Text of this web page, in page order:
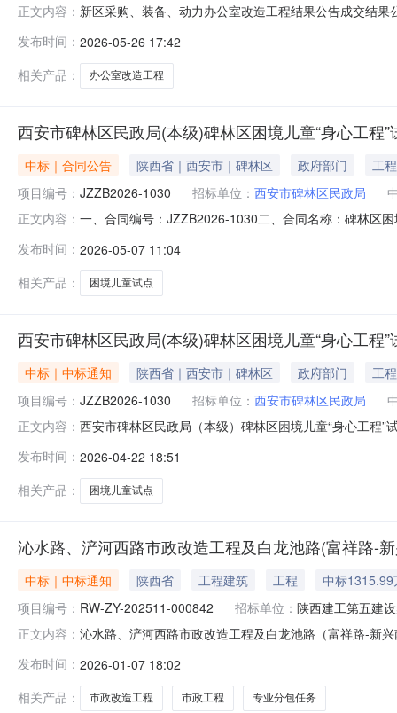
正文内容： 新区采购、装备、动力办公室改造工程结果公告成交结
角）五、工期：31日历天。2026年5月25日
发布时间： 2026-05-26 17:42
相关产品：
办公室改造工程
西安市碑林区民政局(本级)碑林区困境儿童“身心工程
中标｜合同公告 陕西省｜西安市｜碑林区 政府部门
工程
项目编号： JZZB2026-1030 招标单位： 西安市碑林区民政局
正文内容： 一、合同编号：JZZB2026-1030二、合同名称：碑林区
大道绿地城DK1-7座608室联系方式：13720451399六
发布时间： 2026-05-07 11:04
相关产品：
困境儿童试点
西安市碑林区民政局(本级)碑林区困境儿童“身心工程
中标｜中标通知 陕西省｜西安市｜碑林区 政府部门
工程
项目编号： JZZB2026-1030 招标单位： 西安市碑林区民政局
正文内容： 西安市碑林区民政局（本级）碑林区困境儿童“身心工程
大道绿地城DK1-7座608室综合评分法否1,052,086.13元
发布时间： 2026-04-22 18:51
相关产品：
困境儿童试点
沁水路、浐河西路市政改造工程及白龙池路(富祥路-
中标｜中标通知 陕西省 工程建筑 工程
中标1315.99
项目编号： RW-ZY-202511-000842 招标单位： 陕西建工第五建
正文内容： 沁水路、浐河西路市政改造工程及白龙池路（富祥路-新
政工程项目+【白龙池路新建】专业分包任务公示期：~
关系人有任何异
发布时间： 2026-01-07 18:02
相关产品：
市政改造工程 市政工程 专业分包任务